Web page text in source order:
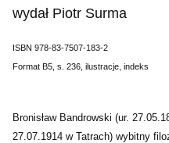
wydał Piotr Surma
ISBN 978‐83‐7507‐183‐2
Format B5, s. 236, ilustracje, indeks
Bronisław Bandrowski (ur.
27.07.1914 w Tatrach) wybitny